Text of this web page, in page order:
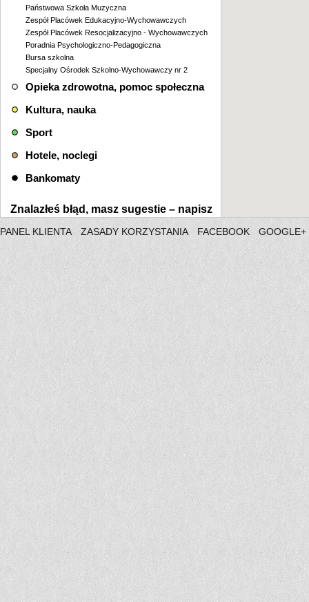
Państwowa Szkoła Muzyczna
Zespół Placówek Edukacyjno-Wychowawczych
Zespół Placówek Resocjalizacyjno - Wychowawczych
Poradnia Psychologiczno-Pedagogiczna
Bursa szkolna
Specjalny Ośrodek Szkolno-Wychowawczy nr 2
Opieka zdrowotna, pomoc społeczna
Kultura, nauka
Sport
Hotele, noclegi
Bankomaty
Znalazłeś błąd, masz sugestie – napisz
PANEL KLIENTA ZASADY KORZYSTANIA FACEBOOK GOOGLE+